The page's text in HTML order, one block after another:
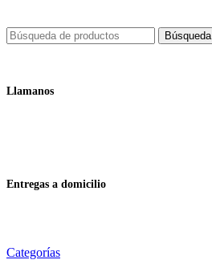
Búsqueda
Llamanos
Entregas a domicilio
Categorías